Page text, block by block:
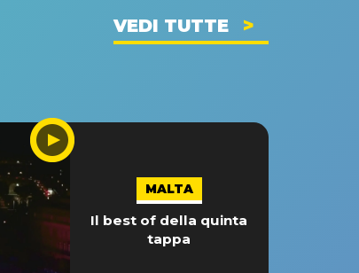
VEDI TUTTE
MALTA
Il best of della quinta
tappa